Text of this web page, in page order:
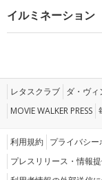
イルミネーション
レタスクラブ ダ・ヴ
MOVIE WALKER PRESS
利用規約 プライバシー
プレスリリース・情報